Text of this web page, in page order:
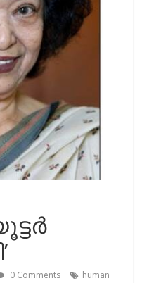
0 Comments
human